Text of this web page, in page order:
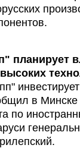
планирует
в Минске
по